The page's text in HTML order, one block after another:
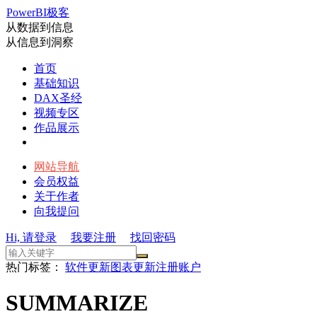
PowerBI极客
从数据到信息
从信息到洞察
首页
基础知识
DAX圣经
视频专区
作品展示
网站导航
会员权益
关于作者
向我提问
Hi, 请登录 我要注册 找回密码
热门标签： 软件更新图表更新注册账户
SUMMARIZE